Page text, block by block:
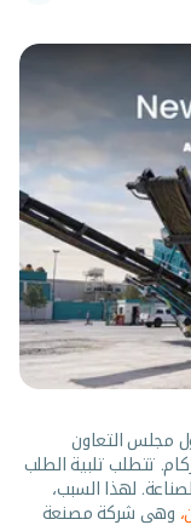
مجلس التعاون
تتطلب تلبية الطلب
لهذا السبب،
وهي شركة مصنعة